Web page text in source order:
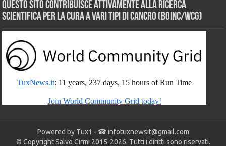
Questo sito contribuisce attivamente alla ricerca
scientifica per la cura a vari tipi di Cancro (BOINC/WCG)
Powered by Tux1 - ☎infotuxnewsit@gmail.com
© Copyright Salvo Cirmi 2015-2026. Tutti i diritti sono riservati.